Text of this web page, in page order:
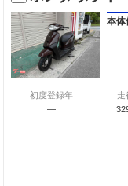
本体
初度登録年
―
走